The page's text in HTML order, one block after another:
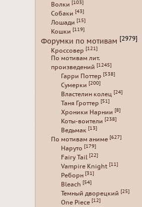
Волки [103]
Собаки [43]
Лошади [15]
Кошки [119]
Форумки по мотивам [2979]
Кроссовер [121]
По мотивам лит.
произведений [1245]
Гарри Поттер [538]
Сумерки [200]
Властелин колец [24]
Таня Гроттер [51]
Хроники Нарнии [8]
Коты-воители [238]
Ведьмак [13]
По мотивам аниме [627]
Наруто [179]
Fairy Tail [22]
Vampire Knight [11]
Реборн [31]
Bleach [54]
Темный дворецкий [25]
One Piece [12]